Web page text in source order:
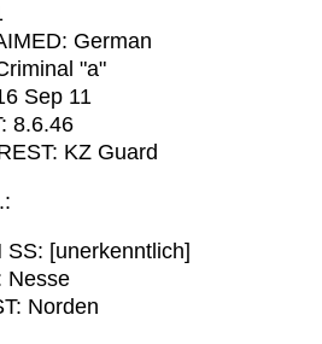
German
"a"
Sep 11
8.6.46
KZ Guard
SS: [unerkenntlich]
Nesse
Norden